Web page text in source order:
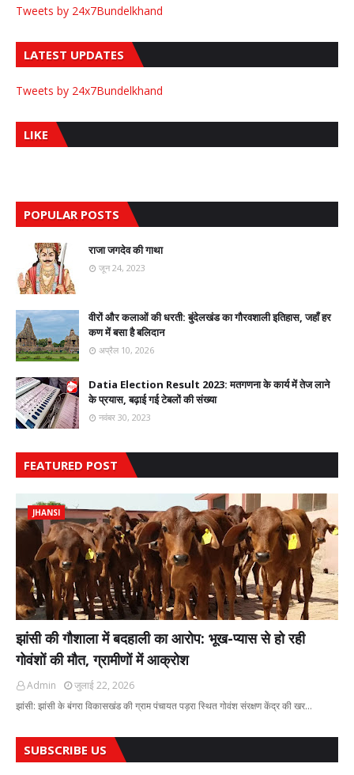
Tweets by 24x7Bundelkhand
LATEST UPDATES
Tweets by 24x7Bundelkhand
LIKE
POPULAR POSTS
राजा जगदेव की गाथा
जून 24, 2023
वीरों और कलाओं की धरती: बुंदेलखंड का गौरवशाली इतिहास, जहाँ हर
कण में बसा है बलिदान
अप्रैल 10, 2026
Datia Election Result 2023: मतगणना के कार्य में तेज लाने
के प्रयास, बढ़ाई गई टेबलों की संख्या
नवंबर 30, 2023
FEATURED POST
JHANSI
झांसी की गौशाला में बदहाली का आरोप: भूख-प्यास से हो रही
गोवंशों की मौत, ग्रामीणों में आक्रोश
Admin
जुलाई 22, 2026
झांसी: झांसी के बंगरा विकासखंड की ग्राम पंचायत पड़रा स्थित गोवंश संरक्षण केंद्र की खर…
SUBSCRIBE US